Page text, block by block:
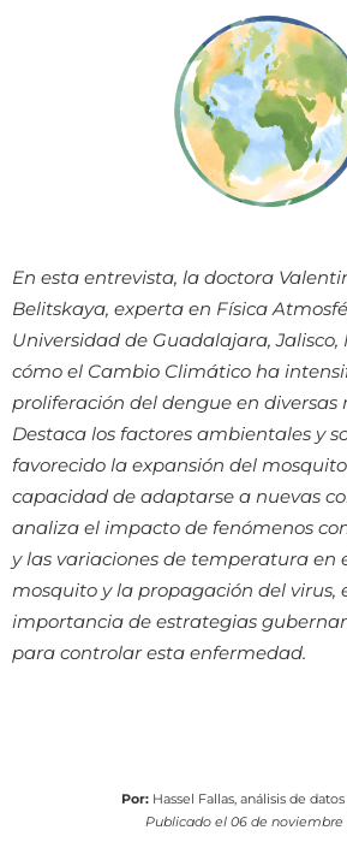
En esta entrevista, la doctora
Belitskaya, experta en Física
Universidad de Guadalajara, Jalisco,
cómo el Cambio Climático ha
proliferación del dengue en diversas
Destaca los factores ambientales y
favorecido la expansión del
capacidad de adaptarse a nuevas
analiza el impacto de fenómenos
y las variaciones de temperatura en
mosquito y la propagación del virus,
importancia de estrategias
para controlar esta enfermedad.
Por: Hassel Fallas, análisis de
Publicado el 06 de noviembre